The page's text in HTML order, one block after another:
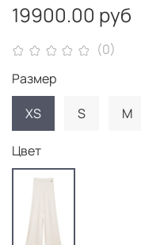
(0)
19900.00 руб
Размер
XS
S M
Цвет